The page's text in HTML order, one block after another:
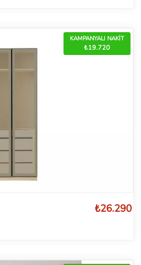
KAMPANYALI NAKİT
₺19.720
₺26.290